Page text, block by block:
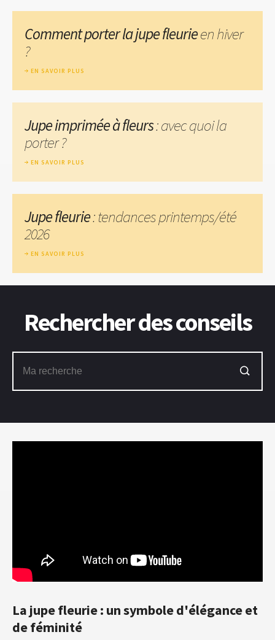
La jupe fleurie : un symbole d'élégance et
de féminité
Comment porter la jupe fleurieen hiver
?
EN SAVOIR PLUS
Jupe imprimée à fleurs: avec quoi la
porter ?
EN SAVOIR PLUS
Jupe fleurie: tendances printemps/été
2026
EN SAVOIR PLUS
Rechercher des conseils